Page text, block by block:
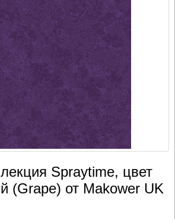
Spraytime, цвет
(Grape) от Makower UK